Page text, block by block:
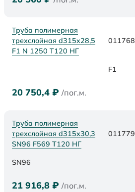
Труба полимерная
трехслойная d315x28,5
F1 N 1250 Т120 НГ
011768
F1
20 750,4 ₽ /пог.м.
Труба полимерная
трехслойная d315х30,3
SN96 F569 Т120 НГ
011779
SN96
21 916,8 ₽ /пог.м.